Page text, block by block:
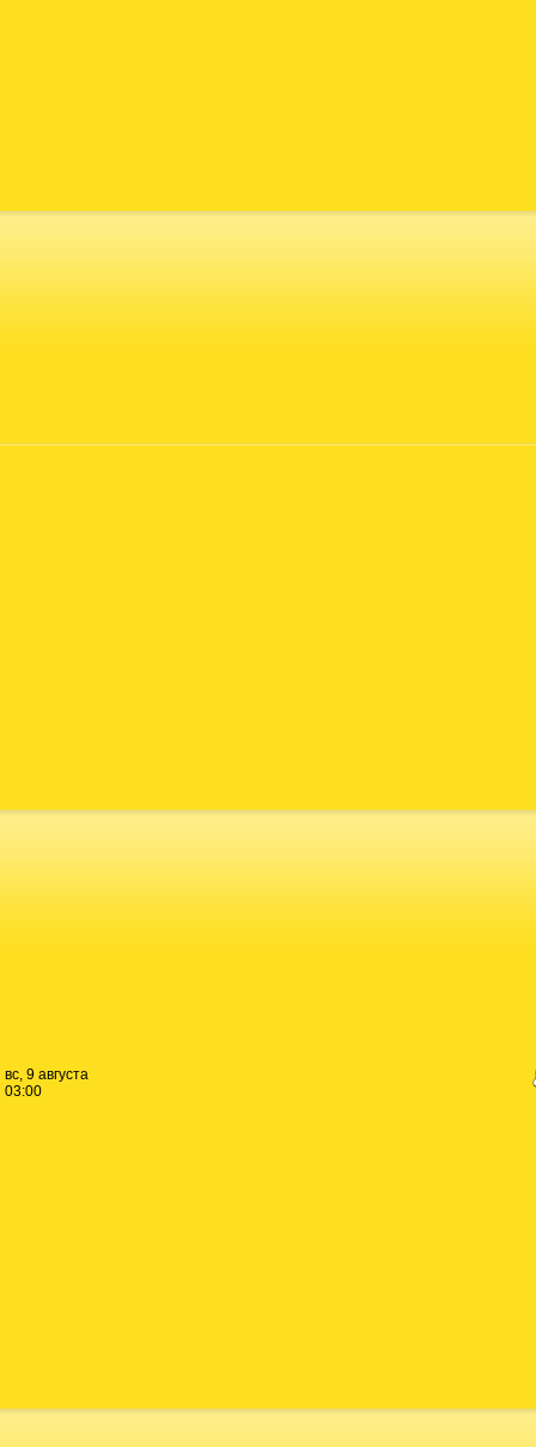
вс, 9 августа
03:00